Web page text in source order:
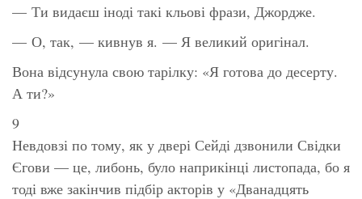
— Ти видаєш іноді такі кльові фрази, Джордже.
— О, так, — кивнув я. — Я великий оригінал.
Вона відсунула свою тарілку: «Я готова до десерту.
А ти?»
9
Невдовзі по тому, як у двері Сейді дзвонили Свідки
Єгови — це, либонь, було наприкінці листопада, бо я
тоді вже закінчив підбір акторів у «Дванадцять